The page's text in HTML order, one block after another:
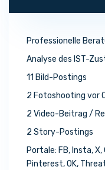
Professionelle
Analyse des IST-
11 Bild-Postings
2 Fotoshooting vor
2 Video-Beitrag /
2 Story-Postings
Portale: FB, Insta, X,
Pinterest, OK,